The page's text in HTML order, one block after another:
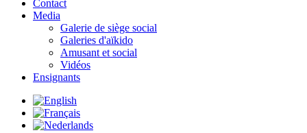
Contact
Media
Galerie de siège social
Galeries d'aïkido
Amusant et social
Vidéos
Ensignants